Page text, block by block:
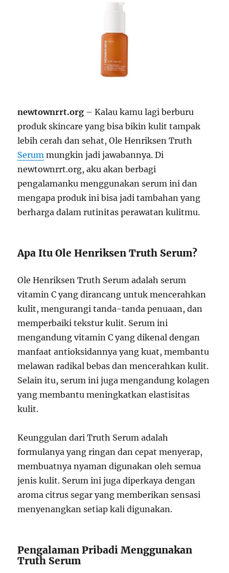
newtownrrt.org – Kalau kamu lagi berburu
produk skincare yang bisa bikin kulit tampak
lebih cerah dan sehat, Ole Henriksen Truth
Serum mungkin jadi jawabannya. Di
newtownrrt.org, aku akan berbagi
pengalamanku menggunakan serum ini dan
mengapa produk ini bisa jadi tambahan yang
berharga dalam rutinitas perawatan kulitmu.
Apa Itu Ole Henriksen Truth Serum?
Ole Henriksen Truth Serum adalah serum
vitamin C yang dirancang untuk mencerahkan
kulit, mengurangi tanda-tanda penuaan, dan
memperbaiki tekstur kulit. Serum ini
mengandung vitamin C yang dikenal dengan
manfaat antioksidannya yang kuat, membantu
melawan radikal bebas dan mencerahkan kulit.
Selain itu, serum ini juga mengandung kolagen
yang membantu meningkatkan elastisitas
kulit.
Keunggulan dari Truth Serum adalah
formulanya yang ringan dan cepat menyerap,
membuatnya nyaman digunakan oleh semua
jenis kulit. Serum ini juga diperkaya dengan
aroma citrus segar yang memberikan sensasi
menyenangkan setiap kali digunakan.
Pengalaman Pribadi Menggunakan
Truth Serum